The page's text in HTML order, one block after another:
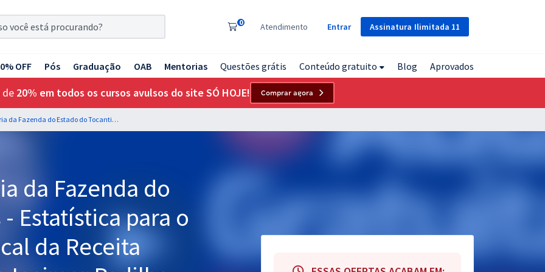
Assinatura Ilimitada 11
0 Atendimento Entrar
OFF Pós Graduação OAB Mentorias Questões grátis Conteúdo gratuito Blog Aprovados
de 20% em todos os cursos avulsos do site SÓ HOJE! Comprar agora
SEFAZ TO - Secretaria da Fazenda do Estado do Tocantins - Estatística para o cargo de Auditor Fiscal da Receita Estadual - Professor Josimar Padilha
da Fazenda do
Estatística para o
da Receita